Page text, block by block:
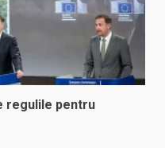
regulile pentru